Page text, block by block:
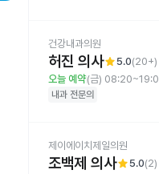
건강내과의원
허진 의사star5.0(20+)
오늘 예약(금)
내과 전문의
제이에이치제일의원
조백제 의사star5.0(2)